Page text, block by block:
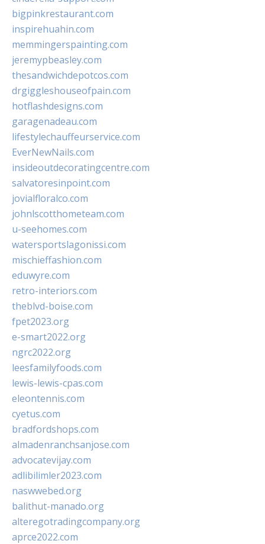
bigpinkrestaurant.com
inspirehuahin.com
memmingerspainting.com
jeremypbeasley.com
thesandwichdepotcos.com
drgiggleshouseofpain.com
hotflashdesigns.com
garagenadeau.com
lifestylechauffeurservice.com
EverNewNails.com
insideoutdecoratingcentre.com
salvatoresinpoint.com
jovialfloralco.com
johnlscotthometeam.com
u-seehomes.com
watersportslagonissi.com
mischieffashion.com
eduwyre.com
retro-interiors.com
theblvd-boise.com
fpet2023.org
e-smart2022.org
ngrc2022.org
leesfamilyfoods.com
lewis-lewis-cpas.com
eleontennis.com
cyetus.com
bradfordshops.com
almadenranchsanjose.com
advocatevijay.com
adlibilimler2023.com
naswwebed.org
balithut-manado.org
alteregotradingcompany.org
aprce2022.com